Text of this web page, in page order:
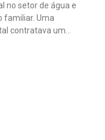
no setor de água e
familiar. Uma
contratava um